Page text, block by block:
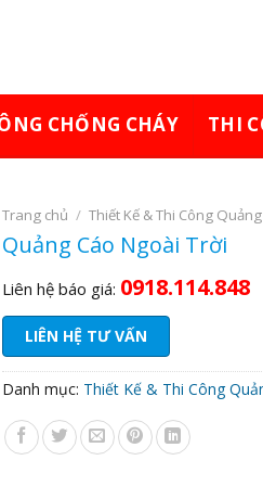
CHỐNG CHÁY THI
Trang chủ / Thiết Kế & Thi Công
Quảng Cáo Ngoài Trời
Liên hệ báo giá: 0918.114.848
LIÊN HỆ TƯ VẤN
Danh mục: Thiết Kế & Thi Công